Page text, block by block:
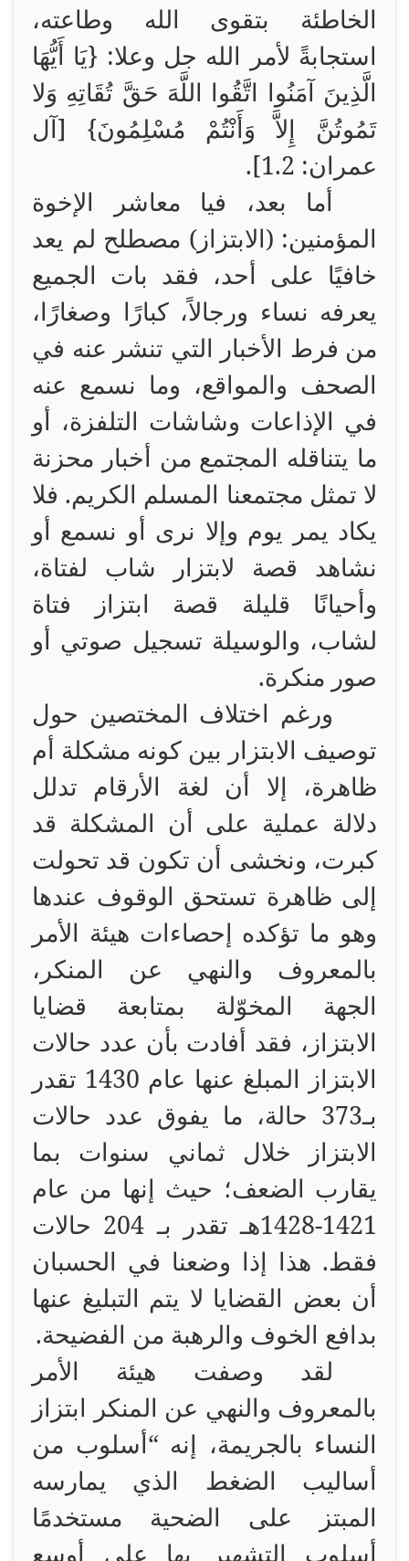
الخاطئة بتقوى الله وطاعته،
استجابةً لأمر الله جل وعلا: {يَا أَيُّهَا
الَّذِينَ آمَنُوا اتَّقُوا اللَّهَ حَقَّ تُقَاتِهِ وَلا
تَمُوتُنَّ إِلاَّ وَأَنْتُمْ مُسْلِمُونَ} [آل
عمران: 1.2].
أما بعد، فيا معاشر الإخوة
المؤمنين: (الابتزاز) مصطلح لم يعد
خافيًا على أحد، فقد بات الجميع
يعرفه نساء ورجالاً، كبارًا وصغارًا،
من فرط الأخبار التي تنشر عنه في
الصحف والمواقع، وما نسمع عنه
في الإذاعات وشاشات التلفزة، أو
ما يتناقله المجتمع من أخبار محزنة
لا تمثل مجتمعنا المسلم الكريم. فلا
يكاد يمر يوم وإلا نرى أو نسمع أو
نشاهد قصة لابتزار شاب لفتاة،
وأحيانًا قليلة قصة ابتزاز فتاة
لشاب، والوسيلة تسجيل صوتي أو
صور منكرة.
ورغم اختلاف المختصين حول
توصيف الابتزار بين كونه مشكلة أم
ظاهرة، إلا أن لغة الأرقام تدلل
دلالة عملية على أن المشكلة قد
كبرت، ونخشى أن تكون قد تحولت
إلى ظاهرة تستحق الوقوف عندها
وهو ما تؤكده إحصاءات هيئة الأمر
بالمعروف والنهي عن المنكر،
الجهة المخوّلة بمتابعة قضايا
الابتزاز، فقد أفادت بأن عدد حالات
الابتزاز المبلغ عنها عام 1430 تقدر
بـ373 حالة، ما يفوق عدد حالات
الابتزاز خلال ثماني سنوات بما
يقارب الضعف؛ حيث إنها من عام
1421-1428هـ تقدر بـ 204 حالات
فقط. هذا إذا وضعنا في الحسبان
أن بعض القضايا لا يتم التبليغ عنها
بدافع الخوف والرهبة من الفضيحة.
لقد وصفت هيئة الأمر
بالمعروف والنهي عن المنكر ابتزاز
النساء بالجريمة، إنه “أسلوب من
أساليب الضغط الذي يمارسه
المبتز على الضحية مستخدمًا
أسلوب التشهير بها على أوسع